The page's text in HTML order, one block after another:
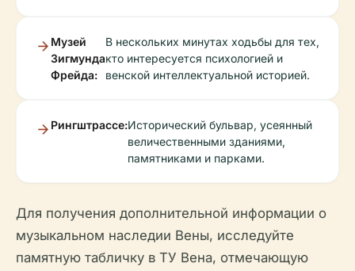
Музей
Зигмунда
Фрейда:
В нескольких минутах ходьбы для тех,
кто интересуется психологией и
венской интеллектуальной историей.
Рингштрассе:Исторический бульвар, усеянный
величественными зданиями,
памятниками и парками.
Для получения дополнительной информации о
музыкальном наследии Вены, исследуйте
памятную табличку в ТУ Вена, отмечающую